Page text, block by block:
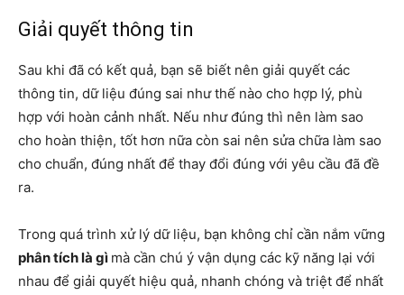
Giải quyết thông tin
Sau khi đã có kết quả, bạn sẽ biết nên giải quyết các
thông tin, dữ liệu đúng sai như thế nào cho hợp lý, phù
hợp với hoàn cảnh nhất. Nếu như đúng thì nên làm sao
cho hoàn thiện, tốt hơn nữa còn sai nên sửa chữa làm sao
cho chuẩn, đúng nhất để thay đổi đúng với yêu cầu đã đề
ra.
Trong quá trình xử lý dữ liệu, bạn không chỉ cần nắm vững
phân tích là gì mà cần chú ý vận dụng các kỹ năng lại với
nhau để giải quyết hiệu quả, nhanh chóng và triệt để nhất